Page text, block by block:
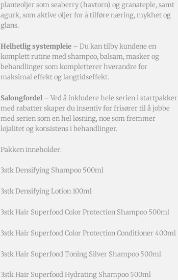
planteoljer som seaberry (havtorn) og granateple, samt
agurk, som aktive oljer for å tilføre næring, mykhet og
glans.
Helhetlig systempleie – Du kan tilby kundene en
komplett rutine med shampoo, balsam, masker og
behandlinger som kompletterer hverandre for
maksimal effekt og langtidseffekt.
Salongfordel – Ved å inkludere hele serien i startpakker
med rabatter skaper du insentiv for frisører til å jobbe
med serien som en hel løsning, noe som fremmer
lojalitet og konsistens i behandlinger.
Pakken inneholder:
3stk Densifying Shampoo 500ml
3stk Densifying Lotion 100ml
3stk Hair Superfood Color Protection Shampoo 500ml
3stk Hair Superfood Color Protection Conditioner 400ml
3stk Hair Superfood Toning Silver Shampoo 500ml
3stk Hair Superfood Hydrating Shampoo 500ml